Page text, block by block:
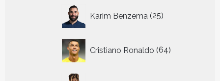
Karim Benzema 25
producten
Cristiano Ronaldo 64
producten